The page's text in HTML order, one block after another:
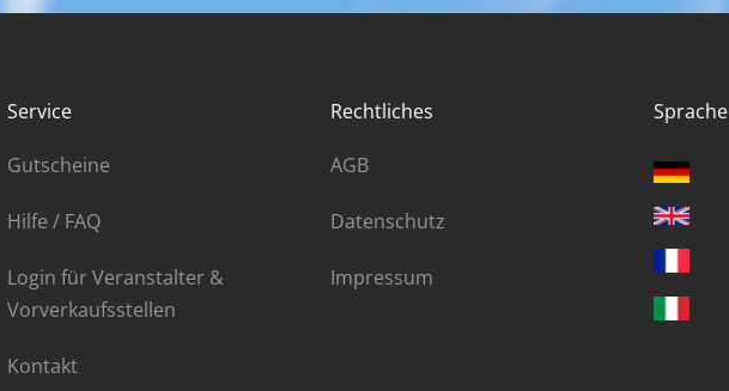
Service
Gutscheine
Hilfe / FAQ
Login für Veranstalter &
Vorverkaufsstellen
Kontakt
Rechtliches
AGB
Datenschutz
Impressum
Sprache